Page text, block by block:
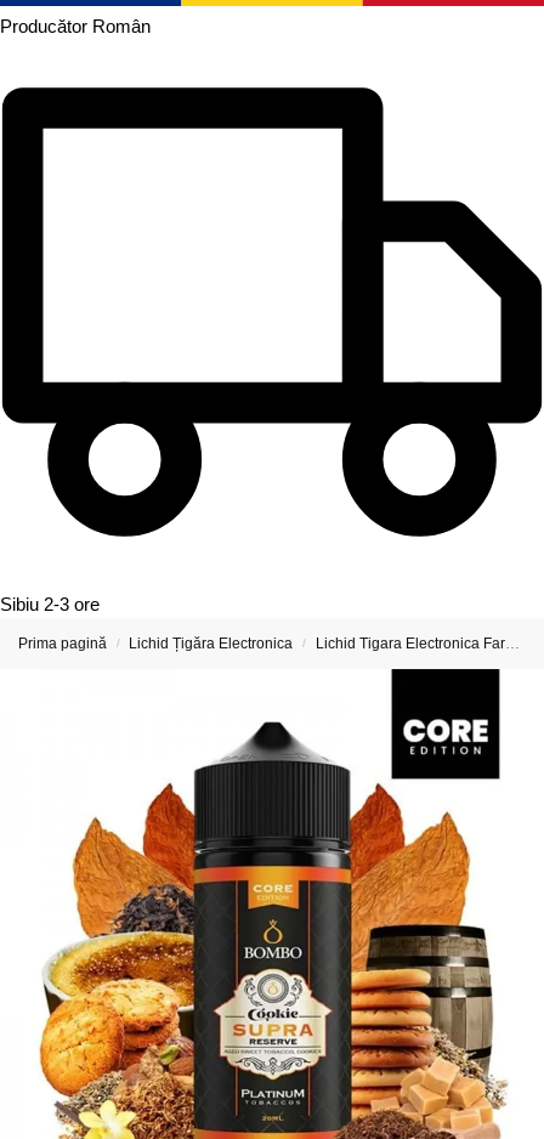
Producător Român
Sibiu 2-3 ore
Prima pagină / Lichid Țigăra Electronica / Lichid Tigara Electronica Fara Nicotina